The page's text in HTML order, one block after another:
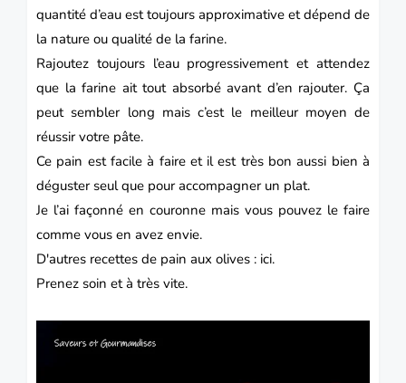
quantité d’eau est toujours approximative et dépend de
la nature ou qualité de la farine.
Rajoutez toujours l’eau progressivement et attendez
que la farine ait tout absorbé avant d’en rajouter. Ça
peut sembler long mais c’est le meilleur moyen de
réussir votre pâte.
Ce pain est facile à faire et il est très bon aussi bien à
déguster seul que pour accompagner un plat.
Je l’ai façonné en couronne mais vous pouvez le faire
comme vous en avez envie.
D'autres recettes de pain aux olives : ici.
Prenez soin et à très vite.